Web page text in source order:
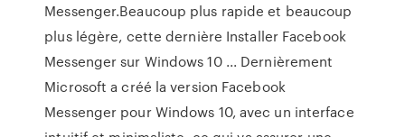
Messenger.Beaucoup plus rapide et beaucoup
plus légère, cette dernière Installer Facebook
Messenger sur Windows 10 ... Dernièrement
Microsoft a créé la version Facebook
Messenger pour Windows 10, avec un interface